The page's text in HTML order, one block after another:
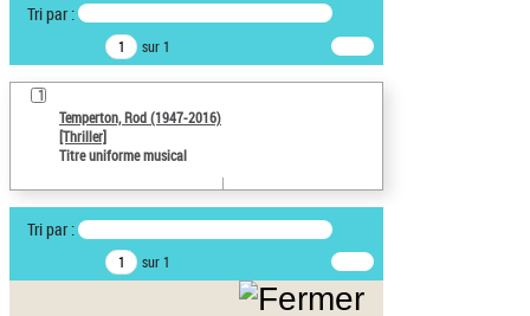
Tri par :
sur 1
1
Temperton, Rod (1947-2016)
[Thriller]
Titre uniforme musical
Tri par :
sur 1